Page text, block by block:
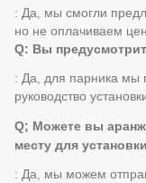
: Да, мы смогли
но не оплачиваем
Q: Вы
: Да, для парника мы
руководство
Q; Можете вы
месту для
: Да, мы можем